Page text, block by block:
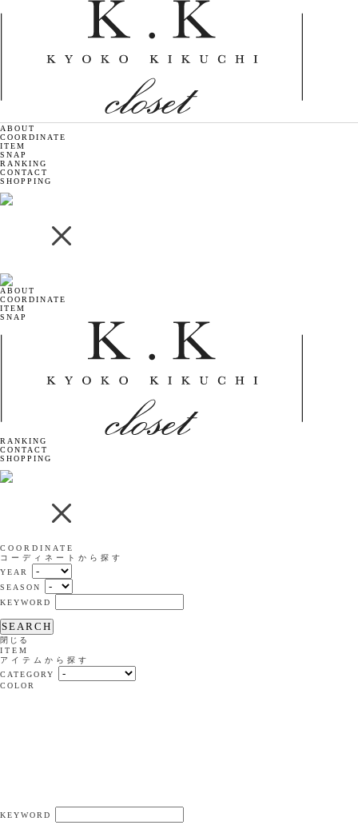
ABOUT
COORDINATE
ITEM
SNAP
RANKING
CONTACT
SHOPPING
ABOUT
COORDINATE
ITEM
SNAP
RANKING
CONTACT
SHOPPING
COORDINATE
コーディネートから探す
YEAR
SEASON
KEYWORD
SEARCH
閉じる
ITEM
アイテムから探す
CATEGORY
COLOR
KEYWORD